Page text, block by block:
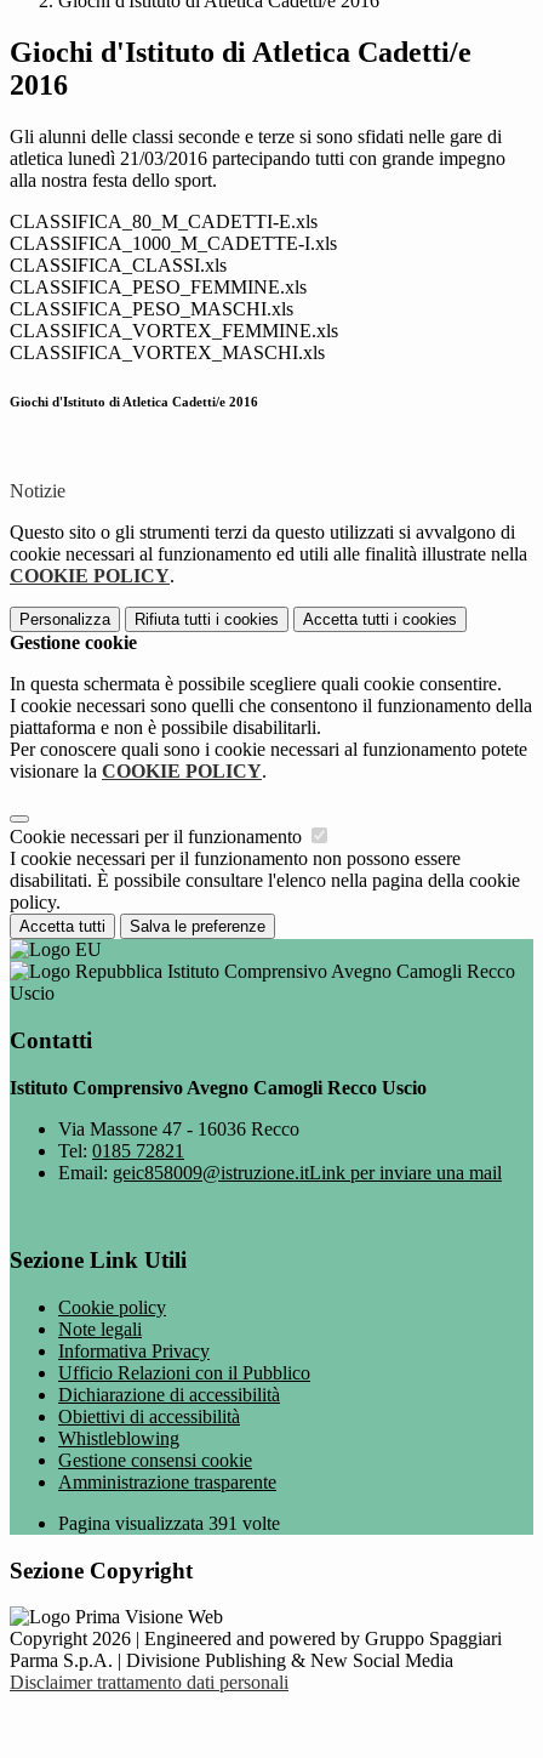
Giochi d'Istituto di Atletica Cadetti/e
2016
Gli alunni delle classi seconde e terze si sono sfidati nelle gare di
atletica lunedì 21/03/2016 partecipando tutti con grande impegno
alla nostra festa dello sport.
CLASSIFICA_80_M_CADETTI-E.xls
CLASSIFICA_1000_M_CADETTE-I.xls
CLASSIFICA_CLASSI.xls
CLASSIFICA_PESO_FEMMINE.xls
CLASSIFICA_PESO_MASCHI.xls
CLASSIFICA_VORTEX_FEMMINE.xls
CLASSIFICA_VORTEX_MASCHI.xls
Giochi d'Istituto di Atletica Cadetti/e 2016
Notizie
Questo sito o gli strumenti terzi da questo utilizzati si avvalgono di
cookie necessari al funzionamento ed utili alle finalità illustrate nella
COOKIE POLICY.
Personalizza Rifiuta tutti i cookies Accetta tutti i cookies
Gestione cookie
In questa schermata è possibile scegliere quali cookie consentire.
I cookie necessari sono quelli che consentono il funzionamento della
piattaforma e non è possibile disabilitarli.
Per conoscere quali sono i cookie necessari al funzionamento potete
visionare la COOKIE POLICY.
Cookie necessari per il funzionamento
I cookie necessari per il funzionamento non possono essere
disabilitati. È possibile consultare l'elenco nella pagina della cookie
policy.
Accetta tutti Salva le preferenze
Istituto Comprensivo Avegno Camogli Recco
Uscio
Contatti
Istituto Comprensivo Avegno Camogli Recco Uscio
Via Massone 47 - 16036 Recco
Tel: 0185 72821
Email: geic858009@istruzione.itLink per inviare una mail
Sezione Link Utili
Cookie policy
Note legali
Informativa Privacy
Ufficio Relazioni con il Pubblico
Dichiarazione di accessibilità
Obiettivi di accessibilità
Whistleblowing
Gestione consensi cookie
Amministrazione trasparente
Pagina visualizzata 391 volte
Sezione Copyright
Copyright 2026 | Engineered and powered by Gruppo Spaggiari
Parma S.p.A. | Divisione Publishing & New Social Media
Disclaimer trattamento dati personali